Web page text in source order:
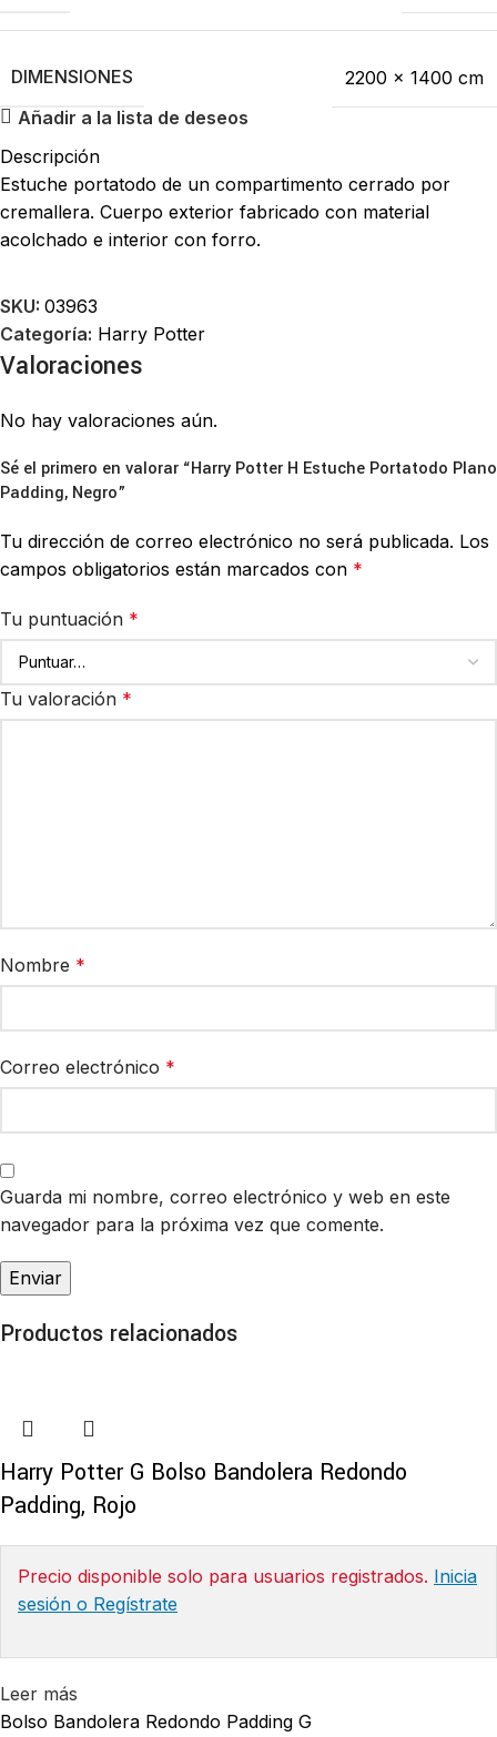
DIMENSIONES
2200 × 1400 cm
Añadir a la lista de deseos
Descripción
Estuche portatodo de un compartimento cerrado por
cremallera. Cuerpo exterior fabricado con material
acolchado e interior con forro.
SKU: 03963
Categoría: Harry Potter
Valoraciones
No hay valoraciones aún.
Sé el primero en valorar “Harry Potter H Estuche Portatodo Plano
Padding, Negro”
Tu dirección de correo electrónico no será publicada. Los
campos obligatorios están marcados con *
Tu puntuación *
Tu valoración *
Nombre *
Correo electrónico *
Guarda mi nombre, correo electrónico y web en este
navegador para la próxima vez que comente.
Productos relacionados
Harry Potter G Bolso Bandolera Redondo
Padding, Rojo
Precio disponible solo para usuarios registrados. Inicia
sesión o Regístrate
Leer más
Bolso Bandolera Redondo Padding G